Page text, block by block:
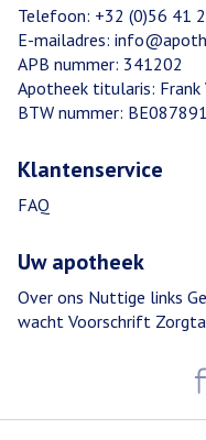
Telefoon: +32 (0)56 41
E-mailadres: info@
APB nummer: 341202
Apotheek titularis: Frank
BTW nummer:
Klantenservice
FAQ
Uw apotheek
Over ons Nuttige links
wacht Voorschrift